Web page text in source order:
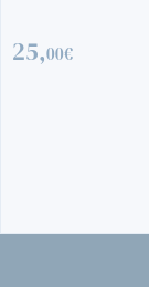
25,00€